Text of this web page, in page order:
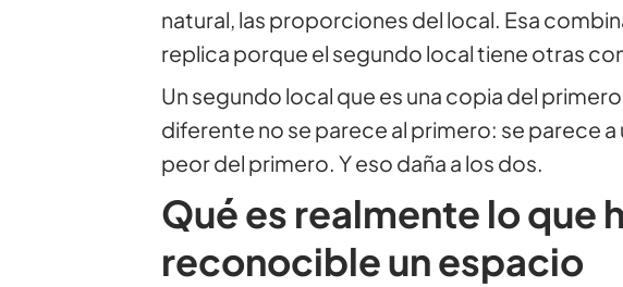
natural, las proporciones del local. Esa
replica porque el segundo local tiene otras
Un segundo local que es una copia del
diferente no se parece al primero: se parece a
peor del primero. Y eso daña a los dos.
Qué es realmente lo que
reconocible un espacio